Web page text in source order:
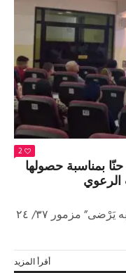
2
بمناسبة حصولها
الرعوي
“الرَّبُّ يُثَبِّتُ خَطَواتِ الإِنْسان وعن طَريقِه يَرْضى” مزمور ٣٧/ ٢٤
أقرأ المزيد